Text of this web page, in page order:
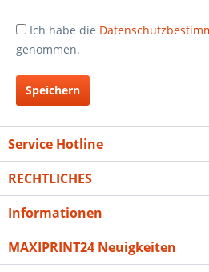
Ich habe die
genommen.
Speichern
Service Hotline
RECHTLICHES
Informationen
MAXIPRINT24 Neuigkeiten